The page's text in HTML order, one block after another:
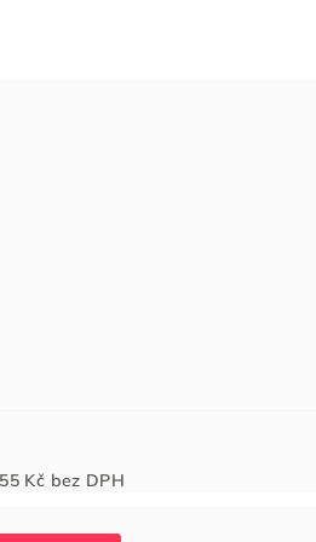
Kč bez DPHcena: